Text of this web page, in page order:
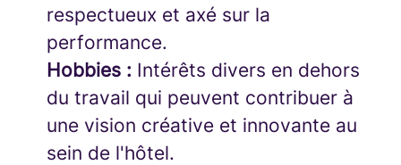
respectueux et axé sur la
performance.
Hobbies : Intérêts divers en dehors
du travail qui peuvent contribuer à
une vision créative et innovante au
sein de l'hôtel.